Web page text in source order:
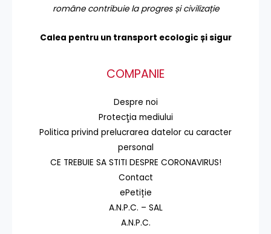
române contribuie la progres și civilizație
Calea pentru un transport ecologic și sigur
COMPANIE
Despre noi
Protecţia mediului
Politica privind prelucrarea datelor cu caracter
personal
CE TREBUIE SA STITI DESPRE CORONAVIRUS!
Contact
ePetiție
A.N.P.C. – SAL
A.N.P.C.